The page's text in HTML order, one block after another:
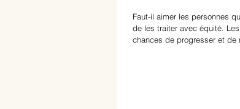
Faut-il aimer les personnes
de les traiter avec équité.
chances de progresser et de